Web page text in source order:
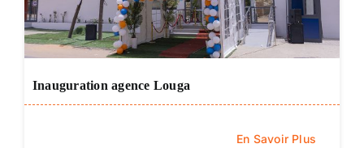
Inauguration agence Louga
En Savoir Plus